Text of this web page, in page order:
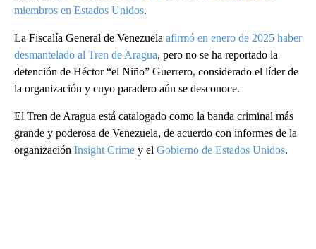
miembros en Estados Unidos.
La Fiscalía General de Venezuela afirmó en enero de 2025 haber
desmantelado al Tren de Aragua, pero no se ha reportado la
detención de Héctor “el Niño” Guerrero, considerado el líder de
la organización y cuyo paradero aún se desconoce.
El Tren de Aragua está catalogado como la banda criminal más
grande y poderosa de Venezuela, de acuerdo con informes de la
organización Insight Crime y el Gobierno de Estados Unidos.